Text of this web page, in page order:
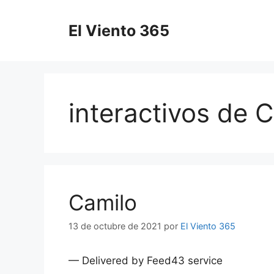
El Viento 365
interactivos de
Camilo
13 de octubre de 2021 por El Viento 365
— Delivered by Feed43 service